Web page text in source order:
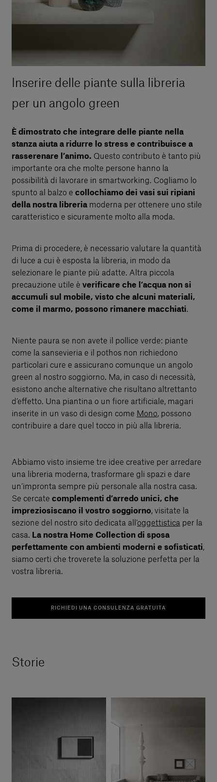
Inserire delle piante sulla libreria
per un angolo green
È dimostrato che integrare delle piante nella
stanza aiuta a ridurre lo stress e contribuisce a
rasserenare l’animo. Questo contributo è tanto più
importante ora che molte persone hanno la
possibilità di lavorare in smartworking. Cogliamo lo
spunto al balzo e collochiamo dei vasi sui ripiani
della nostra libreria moderna per ottenere uno stile
caratteristico e sicuramente molto alla moda.
Prima di procedere, è necessario valutare la quantità
di luce a cui è esposta la libreria, in modo da
selezionare le piante più adatte. Altra piccola
precauzione utile è verificare che l’acqua non si
accumuli sul mobile, visto che alcuni materiali,
come il marmo, possono rimanere macchiati.
Niente paura se non avete il pollice verde: piante
come la sansevieria e il pothos non richiedono
particolari cure e assicurano comunque un angolo
green al nostro soggiorno. Ma, in caso di necessità,
esistono anche alternative che risultano altrettanto
d’effetto. Una piantina o un fiore artificiale, magari
inserite in un vaso di design come Mono, possono
contribuire a dare quel tocco in più alla libreria.
Abbiamo visto insieme tre idee creative per arredare
una libreria moderna, trasformare gli spazi e dare
un’impronta sempre più personale alla nostra casa.
Se cercate complementi d’arredo unici, che
impreziosiscano il vostro soggiorno, visitate la
sezione del nostro sito dedicata all’oggettistica per la
casa. La nostra Home Collection di sposa
perfettamente con ambienti moderni e sofisticati,
siamo certi che troverete la soluzione perfetta per la
vostra libreria.
RICHIEDI UNA CONSULENZA GRATUITA
Storie